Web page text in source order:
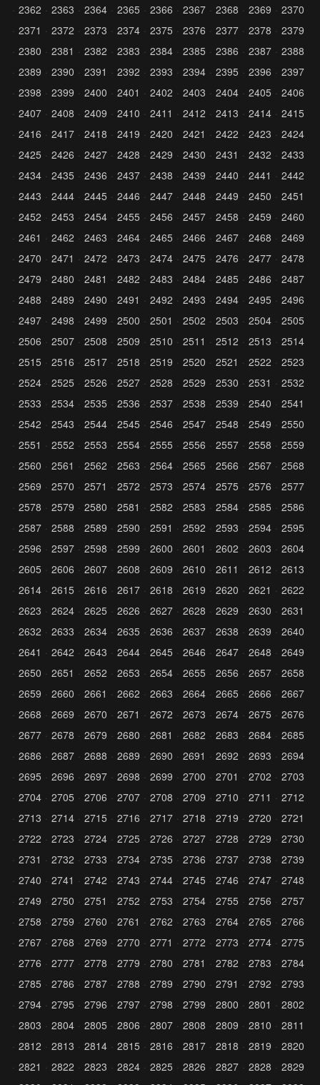
2362
2363 2364 2365 2366 2367 2368 2369
2370
2371
2372 2373 2374 2375 2376 2377 2378
2379
2380
2381 2382 2383 2384 2385 2386 2387
2388
2389
2390 2391 2392 2393 2394 2395 2396
2397
2398
2399 2400 2401 2402 2403 2404 2405
2406
2407
2408 2409 2410 2411 2412 2413 2414
2415
2416
2417 2418 2419 2420 2421 2422 2423
2424
2425
2426 2427 2428 2429 2430 2431 2432
2433
2434
2435 2436 2437 2438 2439 2440 2441
2442
2443
2444 2445 2446 2447 2448 2449 2450
2451
2452
2453 2454 2455 2456 2457 2458 2459
2460
2461
2462 2463 2464 2465 2466 2467 2468
2469
2470
2471 2472 2473 2474 2475 2476 2477
2478
2479
2480 2481 2482 2483 2484 2485 2486
2487
2488
2489 2490 2491 2492 2493 2494 2495
2496
2497
2498 2499 2500 2501 2502 2503 2504
2505
2506
2507 2508 2509 2510 2511 2512 2513
2514
2515
2516 2517 2518 2519 2520 2521 2522
2523
2524
2525 2526 2527 2528 2529 2530 2531
2532
2533
2534 2535 2536 2537 2538 2539 2540
2541
2542
2543 2544 2545 2546 2547 2548 2549
2550
2551
2552 2553 2554 2555 2556 2557 2558
2559
2560
2561 2562 2563 2564 2565 2566 2567
2568
2569
2570 2571 2572 2573 2574 2575 2576
2577
2578
2579 2580 2581 2582 2583 2584 2585
2586
2587
2588 2589 2590 2591 2592 2593 2594
2595
2596
2597 2598 2599 2600 2601 2602 2603
2604
2605
2606 2607 2608 2609 2610 2611 2612
2613
2614
2615 2616 2617 2618 2619 2620 2621
2622
2623
2624 2625 2626 2627 2628 2629 2630
2631
2632
2633 2634 2635 2636 2637 2638 2639
2640
2641
2642 2643 2644 2645 2646 2647 2648
2649
2650
2651 2652 2653 2654 2655 2656 2657
2658
2659
2660 2661 2662 2663 2664 2665 2666
2667
2668
2669 2670 2671 2672 2673 2674 2675
2676
2677
2678 2679 2680 2681 2682 2683 2684
2685
2686
2687 2688 2689 2690 2691 2692 2693
2694
2695
2696 2697 2698 2699 2700 2701 2702
2703
2704
2705 2706 2707 2708 2709 2710 2711
2712
2713
2714 2715 2716 2717 2718 2719 2720
2721
2722
2723 2724 2725 2726 2727 2728 2729
2730
2731
2732 2733 2734 2735 2736 2737 2738
2739
2740
2741 2742 2743 2744 2745 2746 2747
2748
2749
2750 2751 2752 2753 2754 2755 2756
2757
2758
2759 2760 2761 2762 2763 2764 2765
2766
2767
2768 2769 2770 2771 2772 2773 2774
2775
2776
2777 2778 2779 2780 2781 2782 2783
2784
2785
2786 2787 2788 2789 2790 2791 2792
2793
2794
2795 2796 2797 2798 2799 2800 2801
2802
2803
2804 2805 2806 2807 2808 2809 2810
2811
2812
2813 2814 2815 2816 2817 2818 2819
2820
2821
2822 2823 2824 2825 2826 2827 2828
2829